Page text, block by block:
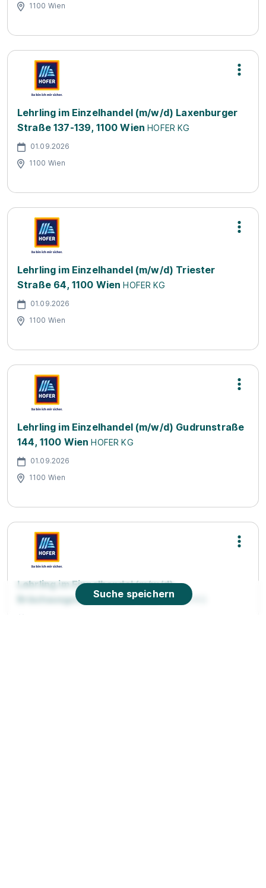
1100 Wien
Lehrling im Einzelhandel (m/w/d) Laxenburger
Straße 137-139, 1100 Wien HOFER KG
01.09.2026
1100 Wien
Lehrling im Einzelhandel (m/w/d) Triester
Straße 64, 1100 Wien HOFER KG
01.09.2026
1100 Wien
Lehrling im Einzelhandel (m/w/d) Gudrunstraße
144, 1100 Wien HOFER KG
01.09.2026
1100 Wien
Lehrling im Einzelhandel (m/w/d)
Bräuhausgasse 37, 1050 Wien HOFER KG
Suche speichern